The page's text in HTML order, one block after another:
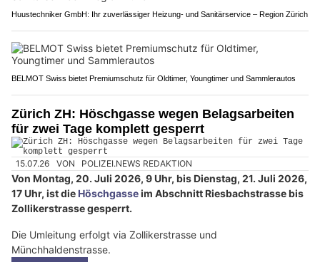
Huustechniker GmbH: Ihr zuverlässiger Heizung- und Sanitärservice – Region Zürich
BELMOT Swiss bietet Premiumschutz für Oldtimer, Youngtimer und Sammlerautos
Zürich ZH: Höschgasse wegen Belagsarbeiten
für zwei Tage komplett gesperrt
15.07.26 VON POLIZEI.NEWS REDAKTION
Von Montag, 20. Juli 2026, 9 Uhr, bis Dienstag, 21. Juli 2026,
17 Uhr, ist die Höschgasseim Abschnitt Riesbachstrasse bis
Zollikerstrasse gesperrt.
Die Umleitung erfolgt via Zollikerstrasse und
Münchhaldenstrasse.